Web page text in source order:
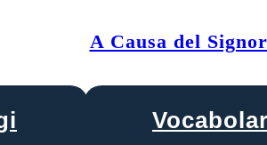
A Causa del